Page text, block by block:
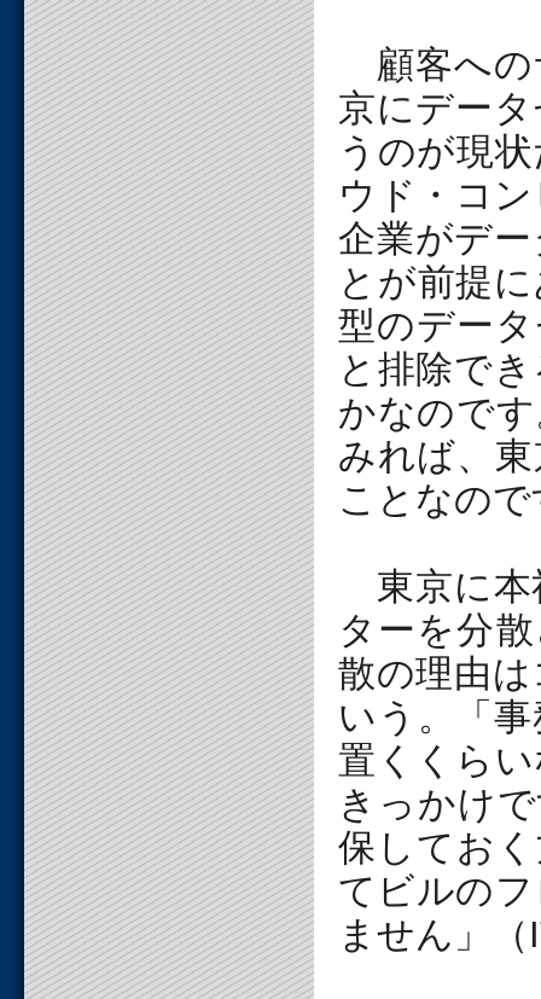
顧客への
京にデー
うのが現
ウド・コ
企業がデ
とが前提
型のデー
と排除で
かなので
みれば、
ことなの
東京に本
ターを分
散の理由
いう。「
置くくら
きっかけ
保してお
てビルの
ません」